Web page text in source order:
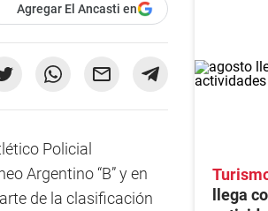
Agregar El Ancasti en
Policial
Argentino “B” y en
de la clasificación
llega